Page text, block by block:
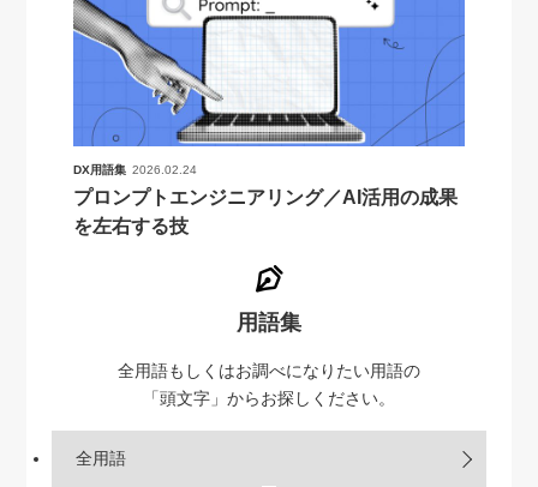
DX用語集 2026.02.24
プロンプトエンジニアリング／AI活用の成果
を左右する技
用語集
全用語もしくはお調べになりたい用語の
「頭文字」からお探しください。
全用語